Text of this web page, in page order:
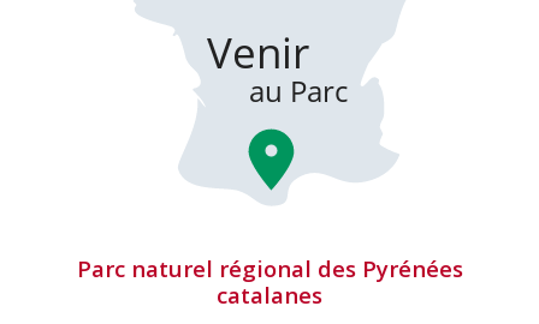
Parc naturel régional des Pyrénées
catalanes